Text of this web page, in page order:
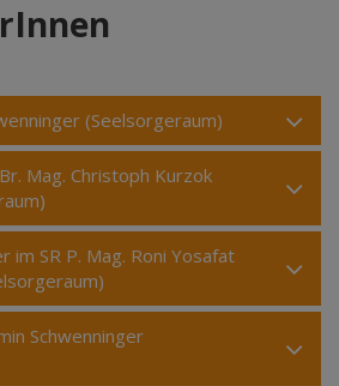
(Seelsorgeraum)
Mag. Christoph Kurzok
SR P. Mag. Roni Yosafat
Schwenninger